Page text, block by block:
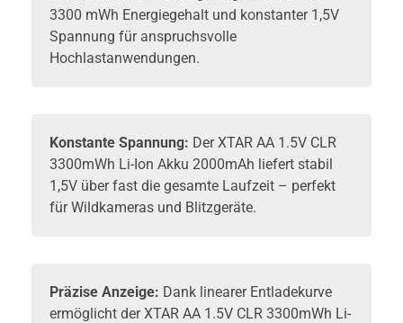
3300 mWh Energiegehalt und konstanter 1,5V
Spannung für anspruchsvolle
Hochlastanwendungen.
Konstante Spannung: Der XTAR AA 1.5V CLR
3300mWh Li-Ion Akku 2000mAh liefert stabil
1,5V über fast die gesamte Laufzeit – perfekt
für Wildkameras und Blitzgeräte.
Präzise Anzeige: Dank linearer Entladekurve
ermöglicht der XTAR AA 1.5V CLR 3300mWh Li-